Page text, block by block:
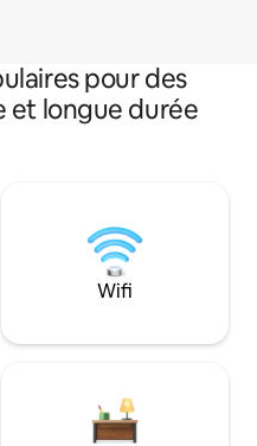
pour des
et longue durée
Wifi